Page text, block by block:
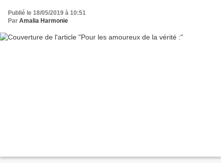
Publié le 18/05/2019 à 10:51
Par Amalia Harmonie